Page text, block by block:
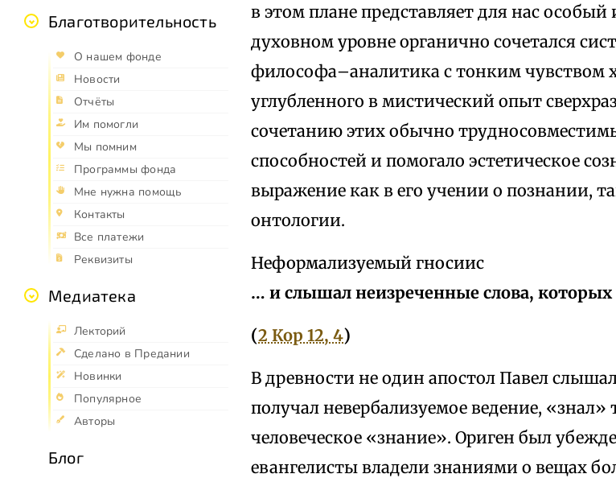
Благотворительность
О нашем фонде
Новости
Отчёты
Им помогли
Мы помним
Программы фонда
Мне нужна помощь
Контакты
Все платежи
Реквизиты
Медиатека
Лекторий
Сделано в Предании
Новинки
Популярное
Авторы
Блог
в этом плане представляет для нас
духовном уровне органично сочетался
философа–аналитика с тонким чувством
углубленного в мистический опыт
сочетанию этих обычно
способностей и помогало эстетическое
выражение как в его учении о познании,
онтологии.
Неформализуемый гносиис
… и слышал неизреченные слова, которых
(2 Кор 12, 4)
В древности не один апостол Павел
получал невербализуемое ведение,
человеческое «знание». Ориген был
евангелисты владели знаниями о вещах